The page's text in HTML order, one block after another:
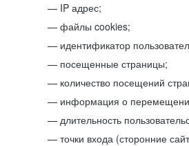
IP адрес;
файлы cookies;
идентификатор
посещенные страницы;
количество посещений
информация о
длительность
точки входа (сторонние